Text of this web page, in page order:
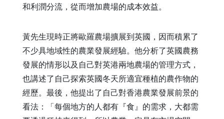
和利潤分流，從而增加農場的成本效益。
黃先生現時正將歐羅農場擴展到英國，因而積累了
不少具地域性的農業發展經驗。他分析了英國農務
發展的情形以及自己對英港兩地農場的管理方式，
也講述了自己探索英國冬天所適宜種植的農作物的
經歷。最後，他提出了自己對香港農業發展前景的
看法：「每個地方的人都有『食』的需求，大都需